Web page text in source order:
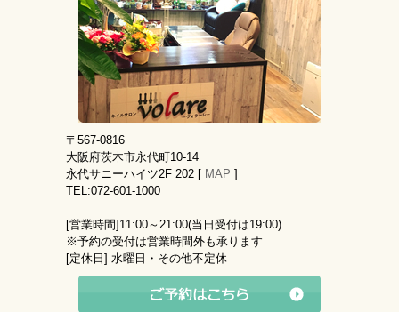
〒567-0816
大阪府茨木市永代町10-14
永代サニーハイツ2F 202 [ MAP ]
TEL:072-601-1000
[営業時間] 11:00～21:00(当日受付は19:00)
※予約の受付は営業時間外も承ります
[定休日] 水曜日・その他不定休